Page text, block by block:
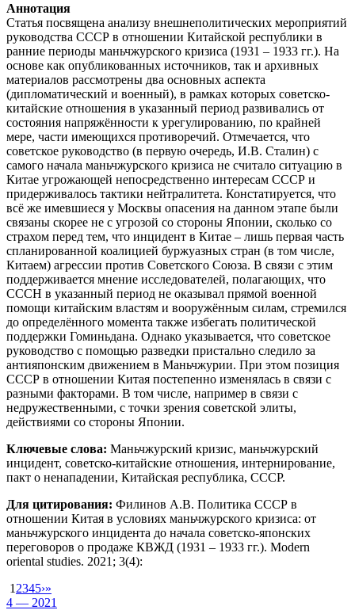
Аннотация
Статья посвящена анализу внешнеполитических мероприятий
руководства СССР в отношении Китайской республики в
ранние периоды маньчжурского кризиса (1931 – 1933 гг.). На
основе как опубликованных источников, так и архивных
материалов рассмотрены два основных аспекта
(дипломатический и военный), в рамках которых советско-
китайские отношения в указанный период развивались от
состояния напряжённости к урегулированию, по крайней
мере, части имеющихся противоречий. Отмечается, что
советское руководство (в первую очередь, И.В. Сталин) с
самого начала маньчжурского кризиса не считало ситуацию в
Китае угрожающей непосредственно интересам СССР и
придерживалось тактики нейтралитета. Констатируется, что
всё же имевшиеся у Москвы опасения на данном этапе были
связаны скорее не с угрозой со стороны Японии, сколько со
страхом перед тем, что инцидент в Китае – лишь первая часть
спланированной коалицией буржуазных стран (в том числе,
Китаем) агрессии против Советского Союза. В связи с этим
поддерживается мнение исследователей, полагающих, что
CCCH в указанный период не оказывал прямой военной
помощи китайским властям и вооружённым силам, стремился
до определённого момента также избегать политической
поддержки Гоминьдана. Однако указывается, что советское
руководство с помощью разведки пристально следило за
антияпонским движением в Маньчжурии. При этом позиция
СССР в отношении Китая постепенно изменялась в связи с
разными факторами. В том числе, например в связи с
недружественными, с точки зрения советской элиты,
действиями со стороны Японии.
Ключевые слова: Маньчжурский кризис, маньчжурский
инцидент, советско-китайские отношения, интернирование,
пакт о ненападении, Китайская республика, СССР.
Для цитирования: Филинов А.В. Политика СССР в
отношении Китая в условиях маньчжурского кризиса: от
маньчжурского инцидента до начала советско-японских
переговоров о продаже КВЖД (1931 – 1933 гг.). Modern
oriental studies. 2021; 3(4):
1 2345›»
4 — 2021